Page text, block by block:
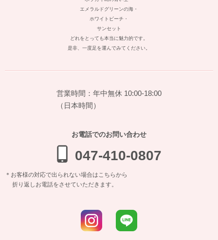
エメラルドグリーンの海・
ホワイトビーチ・
サンセット
どれをとっても本当に魅力的です。
是非、一度足を運んでみてください。
営業時間：年中無休 10:00-18:00
（日本時間）
お電話でのお問い合わせ
047-410-0807
＊お客様の対応で出られない場合はこちらから
折り返しお電話をさせていただきます。